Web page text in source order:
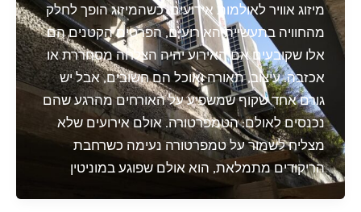
מיזוג אוויר לאולמות אירועים: כשהמיזוג הופך לחלק
מהחוויה בתעשיית האירועים, הפרטים הקטנים הם
אלו שקובעים אם האירוע יהיה הצלחה מסחררת או
אכזבה. עיצוב, תאורה ואוכל הם חשובים, אבל יש
גורם אחד שקוף שמשפיע על האורחים מהרגע שהם
נכנסים לאולם: הטמפרטורה. אולם אירועים שלא
מצליח לשמור על טמפרטורה נעימה כשרחבת
הריקודים מתמלאת, הוא אולם שפוגע במוניטין